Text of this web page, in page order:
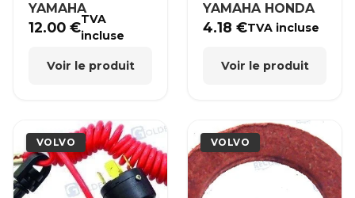
YAMAHA
12.00€TVA
incluse
Voir le produit
YAMAHA HONDA
4.18€TVA incluse
Voir le produit
VOLVO VOLVO